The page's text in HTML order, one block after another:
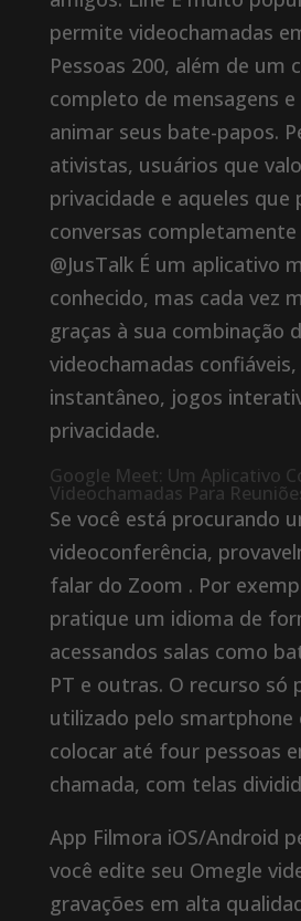
permite videochamadas
Pessoas 200, além de um
completo de mensagens e
animar seus bate-papos.
ativistas, usuários que
privacidade e aqueles que
conversas completamente
@JusTalk É um aplicativo
conhecido, mas cada vez
graças à sua combinação
videochamadas
instantâneo, jogos
privacidade.
Google Meet: Um Aplicativo
Videochamadas Para
Se você está procurando
videoconferência,
falar do Zoom . Por
pratique um idioma de
acessandos salas como
PT e outras. O recurso só
utilizado pelo smartphone
colocar até four pessoas
chamada, com telas
App Filmora iOS/Android
você edite seu Omegle
gravações em alta